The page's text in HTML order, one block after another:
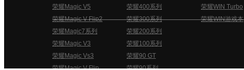
荣耀Magic V5
荣耀Magic V Flip2
荣耀Magic7系列
荣耀Magic V3
荣耀Magic Vs3
荣耀Magic V Flip
荣耀400系列
荣耀300系列
荣耀200系列
荣耀100系列
荣耀90 GT
荣耀90系列
荣耀WIN Turbo
荣耀WIN游戏本